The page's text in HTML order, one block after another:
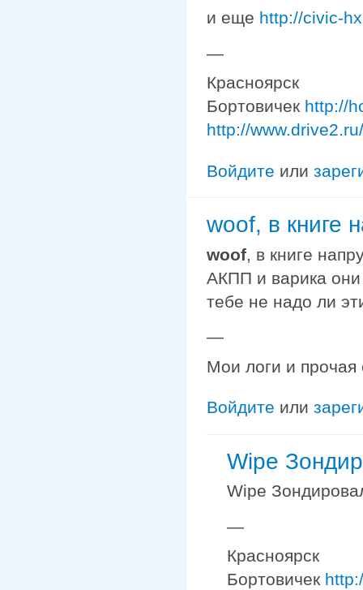
и еще http://civic-
—
Красноярск
Бортовичек http://
http://
Войдите или
woof, в книге
woof, в книге
АКПП и варика они
тебе не надо ли
—
Мои логи и
Войдите или
Wipe
Wipe
—
Красноярск
Бортовичек